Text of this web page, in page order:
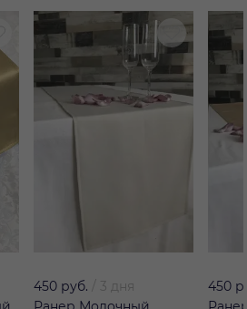
450 руб.
3 дня
450